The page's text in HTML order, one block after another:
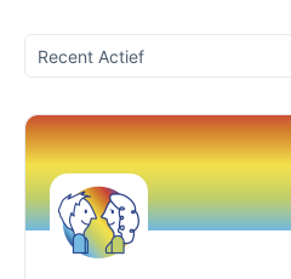
Sorteren
op: